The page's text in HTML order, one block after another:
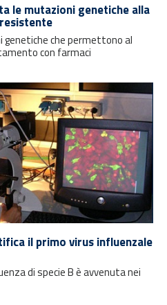
le mutazioni genetiche alla
che permettono al
con farmaci
il primo virus influenzale
di specie B è avvenuta nei